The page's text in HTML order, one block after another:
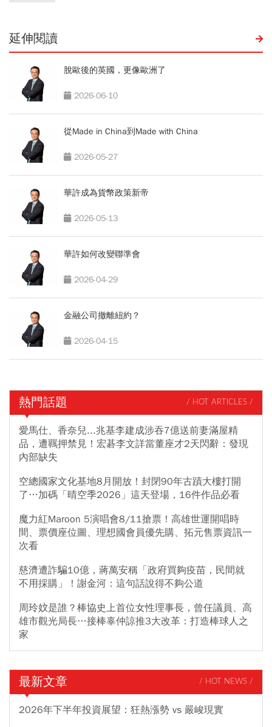
延伸閱讀
脫歐後的英國，更像歐洲了
2026-06-10
從Made in China到Made with China
2026-05-27
華許成為貨幣政策新帝
2026-05-13
華許如何改變聯準會
2026-04-29
金融公司撤離紐約？
2026-04-15
熱門話題 / HOT ARTICLES /
愛馬仕、香奈兒...兆基李建成涉吞7億送前妻滿屋精
品，遭羈押禁見！宏碁李文詳當董座才2天閃辭：發現
內部缺失
空總國家文化基地8月開放！封閉90年古蹟大樓打開
了…加碼「晴空季2026」這天登場，16件作品必看
魔力紅Maroon 5演唱會8/11搶票！高雄世運開唱時
間、票價座位圖、理想國會員優先購、拓元售票資訊一
次看
慈濟遭詐騙10億，蔣萬安稱「政府買夠疫苗，民間就
不用採購」！謝金河：這句話說得不夠公道
周玲妏是誰？棒協史上首位女性理事長，曾任議員、高
雄市觀光局長…接棒辜仲諒推3大改革：打造棒球人之
家
最新文章 / HOT NEWS /
2026年下半年投資展望：狂熱漲勢 vs 嚴峻現實